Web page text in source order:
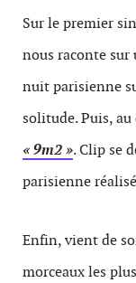
Sur le premier
nous raconte sur
nuit parisienne
solitude. Puis,
« 9m2 ». Clip se
parisienne
Enfin, vient de
morceaux les